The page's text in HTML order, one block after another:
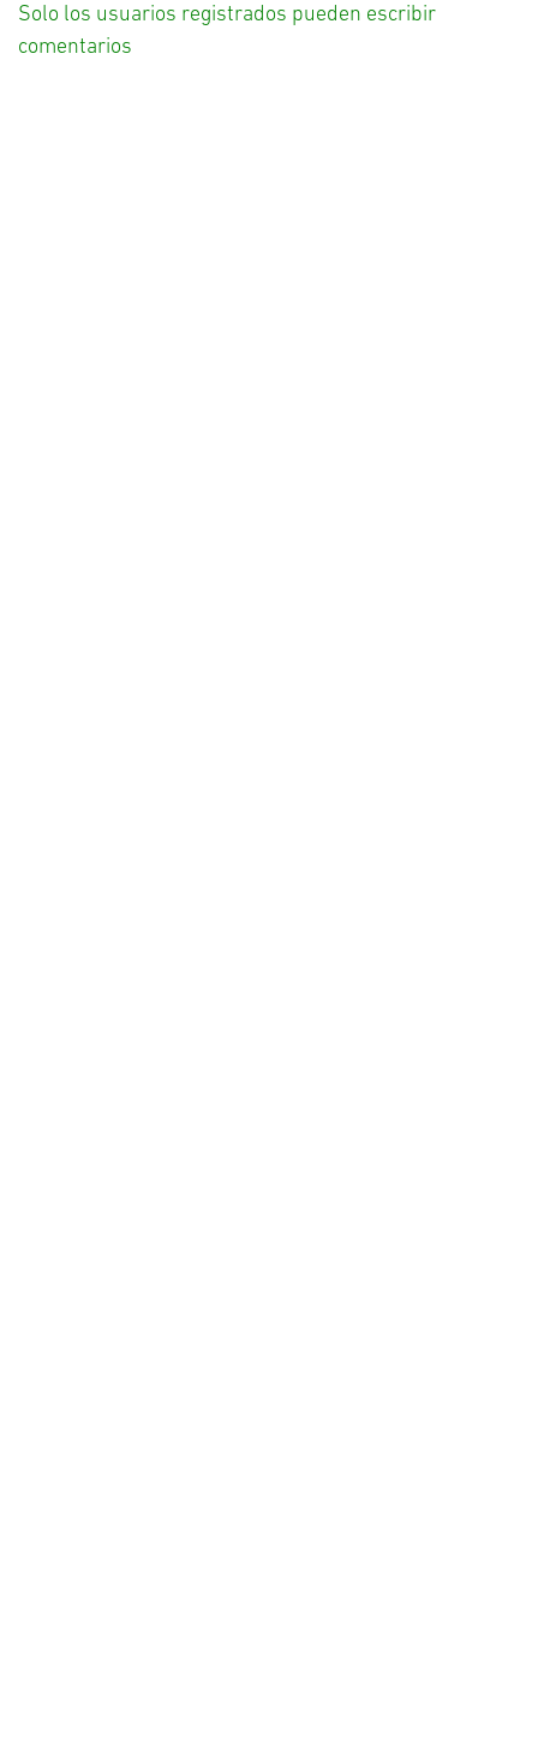
Solo los usuarios registrados pueden escribir
comentarios